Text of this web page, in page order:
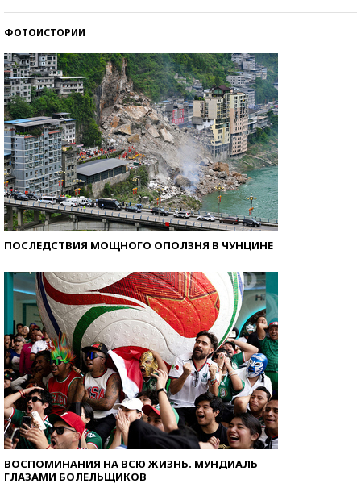
ФОТОИСТОРИИ
ПОСЛЕДСТВИЯ МОЩНОГО ОПОЛЗНЯ В ЧУНЦИНЕ
ВОСПОМИНАНИЯ НА ВСЮ ЖИЗНЬ. МУНДИАЛЬ
ГЛАЗАМИ БОЛЕЛЬЩИКОВ